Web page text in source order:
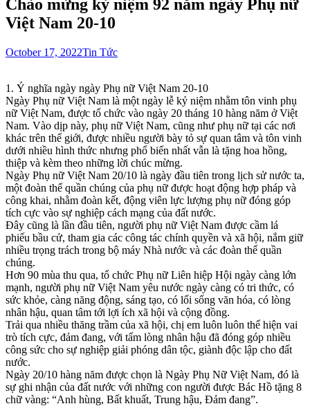
Chào mừng kỷ niệm 92 năm ngày Phụ nữ
Việt Nam 20-10
October 17, 2022Tin Tức
1. Ý nghĩa ngày ngày Phụ nữ Việt Nam 20-10
Ngày Phụ nữ Việt Nam là một ngày lễ kỷ niệm nhằm tôn vinh phụ
nữ Việt Nam, được tổ chức vào ngày 20 tháng 10 hàng năm ở Việt
Nam. Vào dịp này, phụ nữ Việt Nam, cũng như phụ nữ tại các nơi
khác trên thế giới, được nhiều người bày tỏ sự quan tâm và tôn vinh
dưới nhiều hình thức nhưng phổ biến nhất vẫn là tặng hoa hồng,
thiệp và kèm theo những lời chúc mừng.
Ngày Phụ nữ Việt Nam 20/10 là ngày đầu tiên trong lịch sử nước ta,
một đoàn thể quần chúng của phụ nữ được hoạt động hợp pháp và
công khai, nhằm đoàn kết, động viên lực lượng phụ nữ đóng góp
tích cực vào sự nghiệp cách mạng của đất nước.
Đây cũng là lần đầu tiên, người phụ nữ Việt Nam được cầm lá
phiếu bầu cử, tham gia các công tác chính quyền và xã hội, nắm giữ
nhiều trọng trách trong bộ máy Nhà nước và các đoàn thể quần
chúng.
Hơn 90 mùa thu qua, tổ chức Phụ nữ Liên hiệp Hội ngày càng lớn
mạnh, người phụ nữ Việt Nam yêu nước ngày càng có tri thức, có
sức khỏe, càng năng động, sáng tạo, có lối sống văn hóa, có lòng
nhân hậu, quan tâm tới lợi ích xã hội và cộng đồng.
Trải qua nhiều thăng trầm của xã hội, chị em luôn luôn thể hiện vai
trò tích cực, đảm đang, với tấm lòng nhân hậu đã đóng góp nhiều
công sức cho sự nghiệp giải phóng dân tộc, giành độc lập cho đất
nước.
Ngày 20/10 hàng năm được chọn là Ngày Phụ Nữ Việt Nam, đó là
sự ghi nhận của đất nước với những con người được Bác Hồ tặng 8
chữ vàng: “Anh hùng, Bất khuất, Trung hậu, Đảm đang”.